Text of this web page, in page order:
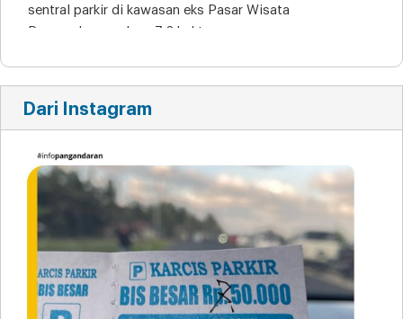
sentral parkir di kawasan eks Pasar Wisata
Pangandaran seluas 7,2 hektare
Dari Instagram